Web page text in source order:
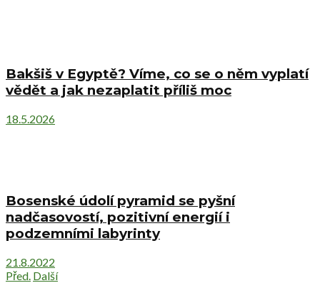
Bakšiš v Egyptě? Víme, co se o něm vyplatí
vědět a jak nezaplatit příliš moc
18.5.2026
Bosenské údolí pyramid se pyšní
nadčasovostí, pozitivní energií i
podzemními labyrinty
21.8.2022
Před. Další